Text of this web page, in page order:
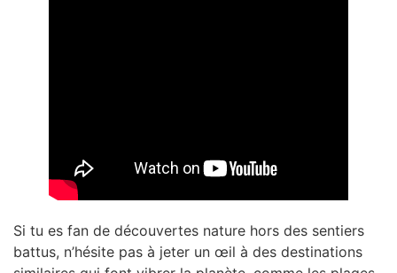
Si tu es fan de découvertes nature hors des sentiers
battus, n’hésite pas à jeter un œil à des destinations